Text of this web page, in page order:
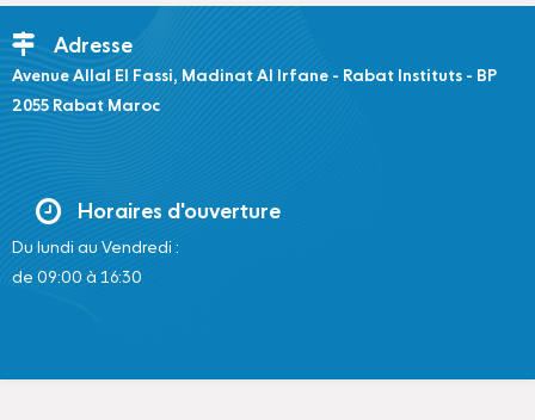
Adresse
Avenue Allal El Fassi, Madinat Al Irfane - Rabat Instituts - BP
2055 Rabat Maroc
Horaires d'ouverture
Du lundi au Vendredi :
de 09:00 à 16:30